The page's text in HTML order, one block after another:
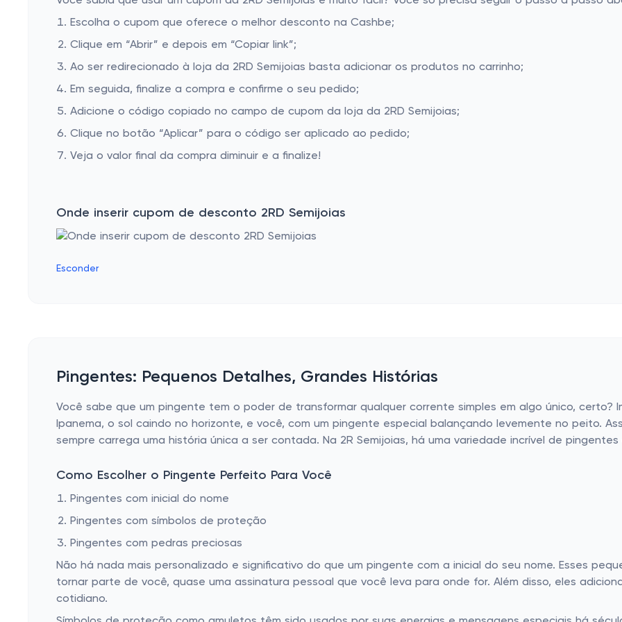
Escolha o cupom que oferece o melhor desconto na Cashbe;
Clique em “Abrir” e depois em “Copiar link”;
Ao ser redirecionado à loja da 2RD Semijoias basta adicionar os produtos no carrinho;
Em seguida, finalize a compra e confirme o seu pedido;
Adicione o código copiado no campo de cupom da loja da 2RD Semijoias;
Clique no botão “Aplicar” para o código ser aplicado ao pedido;
Veja o valor final da compra diminuir e a finalize!
Onde inserir cupom de desconto 2RD Semijoias
Esconder
Pingentes: Pequenos Detalhes, Grandes Histórias
Você sabe que um pingente tem o poder de transformar qualquer corrente simples em algo único, certo?
Ipanema, o sol caindo no horizonte, e você, com um pingente especial balançando levemente no peito.
sempre carrega uma história única a ser contada. Na 2R Semijoias, há uma variedade incrível de
Como Escolher o Pingente Perfeito Para Você
Pingentes com inicial do nome
Pingentes com símbolos de proteção
Pingentes com pedras preciosas
Não há nada mais personalizado e significativo do que um pingente com a inicial do seu nome. Esses
tornar parte de você, quase uma assinatura pessoal que você leva para onde for. Além disso, eles
cotidiano.